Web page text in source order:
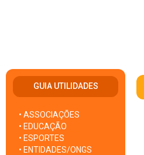
GUIA UTILIDADES
• ASSOCIAÇÕES
• EDUCAÇÃO
• ESPORTES
• ENTIDADES/ONGS